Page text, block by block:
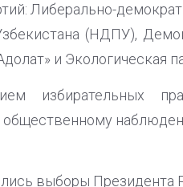
Либерально-
(НДПУ),
и Экологическая
избирательных
выборы Президента